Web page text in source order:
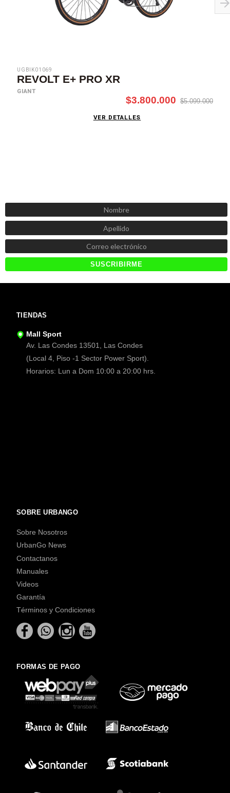
UGBIK01069
REVOLT E+ PRO XR
GIANT
$3.800.000 $5.099.000
VER DETALLES
TIENDAS
Mall Sport
Av. Las Condes 13501, Las Condes
(Local 4, Piso -1 Sector Power Sport).
Horarios: Lun a Dom 10:00 a 20:00 hrs.
SOBRE URBANGO
Sobre Nosotros
UrbanGo News
Contactanos
Manuales
Videos
Garantía
Términos y Condiciones
FORMAS DE PAGO